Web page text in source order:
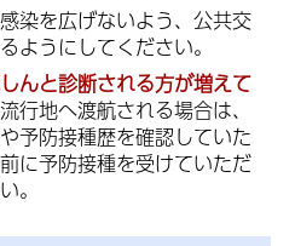
染を広げないよう、公共交
ようにしてください。
んと診断される方が増えて
行地へ渡航される場合は、
予防接種歴を確認していた
に予防接種を受けていただ
。